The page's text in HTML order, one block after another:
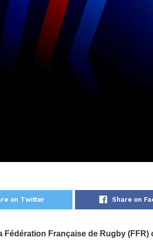
on Twitter Share on
Fédération Française de Rugby